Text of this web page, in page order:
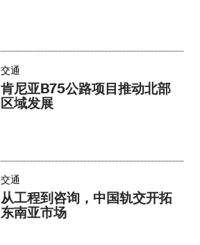
交通
肯尼亚B75公路项目推动北部
区域发展
交通
从工程到咨询，中国轨交开拓
东南亚市场